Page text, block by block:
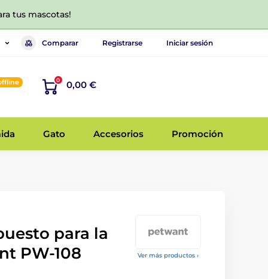
tus mascotas!
Comparar Registrarse Iniciar sesión
0 0,00 €
Gato Accesorios Promoción
Ver más productos ›
para la
PW-108